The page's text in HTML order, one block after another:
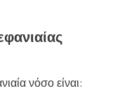
νόσο είναι: